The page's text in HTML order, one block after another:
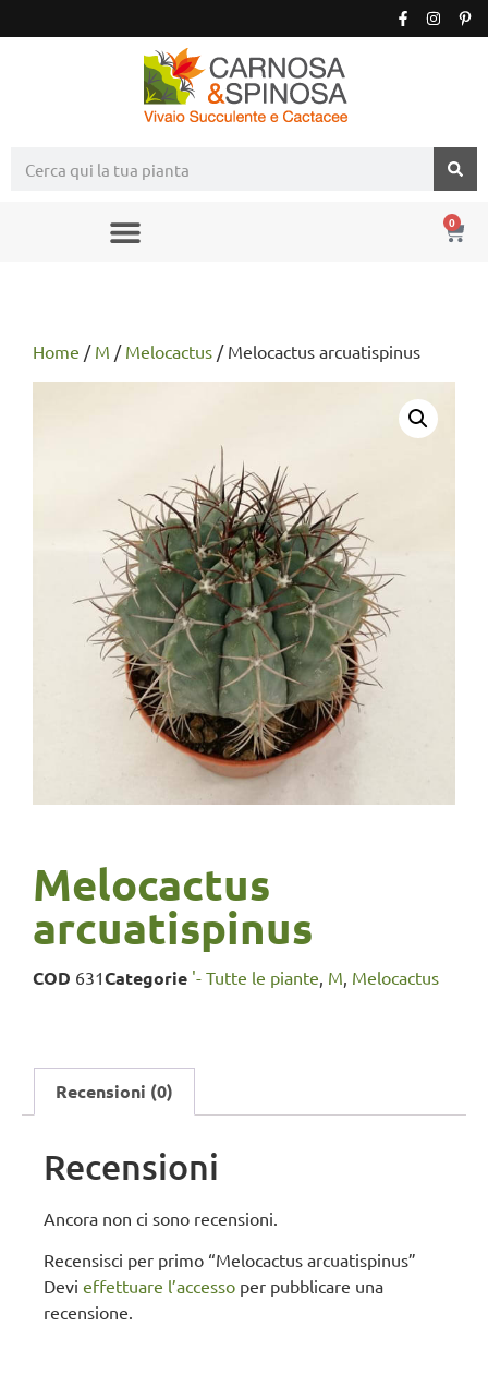
0
Home / M / Melocactus / Melocactus arcuatispinus
Melocactus
arcuatispinus
COD 631Categorie '- Tutte le piante, M, Melocactus
Recensioni (0)
Recensioni
Ancora non ci sono recensioni.
Recensisci per primo “Melocactus arcuatispinus”
Devi effettuare l’accesso per pubblicare una
recensione.